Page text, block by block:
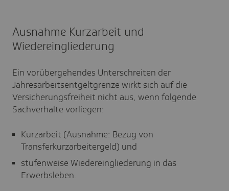
Ausnahme Kurzarbeit und
Wiedereingliederung
Ein vorübergehendes Unterschreiten der
Jahresarbeitsentgeltgrenze wirkt sich auf die
Versicherungsfreiheit nicht aus, wenn folgende
Sachverhalte vorliegen:
Kurzarbeit (Ausnahme: Bezug von
Transferkurzarbeitergeld) und
stufenweise Wiedereingliederung in das
Erwerbsleben.